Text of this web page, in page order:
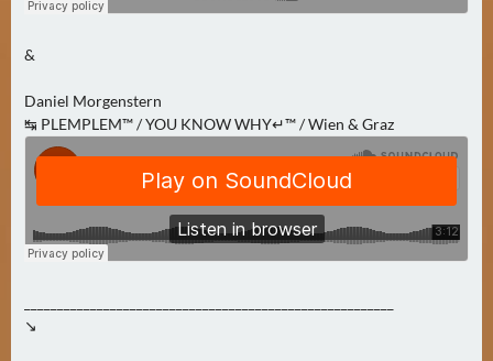
Ä
H
S
T
R
F
R
E
T
A
&
Daniel Morgenstern
↹ PLEMPLEM™ / YOU KNOW WHY↵™ / Wien & Graz
↘